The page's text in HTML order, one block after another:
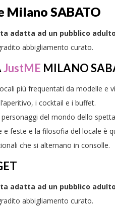
Milano SABATO
adatta ad un pubblico
abbigliamento curato.
JustME MILANO
più frequentati da modelle e
i cocktail e i buffet.
del mondo dello
feste e la filosofia del locale è
che si alternano in consolle.
adatta ad un pubblico
abbigliamento curato.